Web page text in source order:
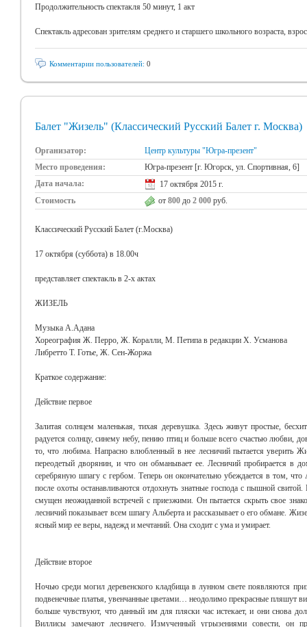
Продолжительность спектакля 50 минут, 1 акт
Спектакль адресован зрителям среднего и старшего школьного возраста,
Комментарии пользователей: 0
Балет "Жизель" (Классический Русский Балет г. Москва)
Организатор:
Центр культуры "Югра-презент"
Место проведения:
Югра-презент [г. Югорск, ул. Спортивная, 6]
Дата начала:
17 октября 2015 г.
Стоимость
от 800 до 2 000 руб.
Классический Русский Балет (г.Москва)
17 октября (суббота) в 18.00ч
представляет спектакль в 2-х актах
ЖИЗЕЛЬ
Музыка А.Адана
Хореография Ж. Перро, Ж. Коралли, М. Петипа в редакции Х. Усманова
Либретто Т. Готье, Ж. Сен-Жоржа
Краткое содержание:
Действие первое
Залитая солнцем маленькая, тихая деревушка. Здесь живут простые,
радуется солнцу, синему небу, пению птиц и больше всего счастью любви,
то, что любима. Напрасно влюбленный в нее лесничий пытается уверить
переодетый дворянин, и что он обманывает ее. Лесничий пробирается в
серебряную шпагу с гербом. Теперь он окончательно убеждается в том,
после охоты останавливаются отдохнуть знатные господа с пышной
смущен неожиданной встречей с приезжими. Он пытается скрыть свое
лесничий показывает всем шпагу Альберта и рассказывает о его обмане.
ясный мир ее веры, надежд и мечтаний. Она сходит с ума и умирает.
Действие второе
Ночью среди могил деревенского кладбища в лунном свете появляются
подвенечные платья, увенчанные цветами… неодолимо прекрасные пляшут
больше чувствуют, что данный им для пляски час истекает, и они снова
Виллисы замечают лесничего. Измученный угрызениями совести,